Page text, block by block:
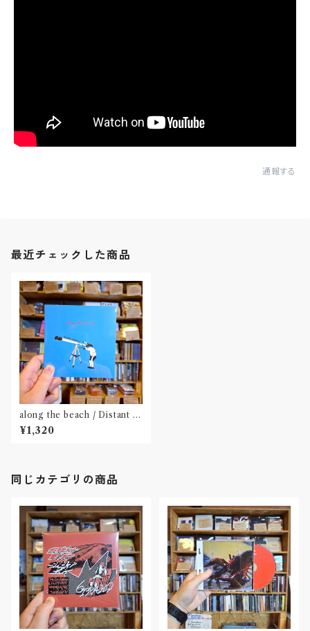
通報する
最近チェックした商品
along the beach / Distant S
cenery(CD)〝滋賀・福井〟
¥1,320
同じカテゴリの商品